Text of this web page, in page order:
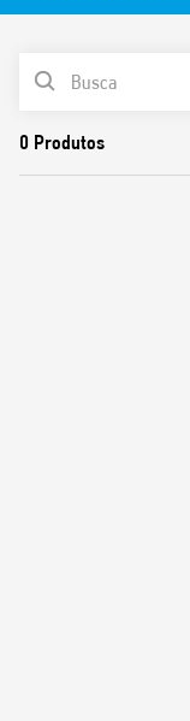
LISTA DE PRODUTOS
APROVAÇÕES